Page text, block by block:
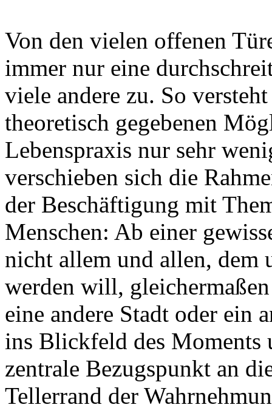
Von den vielen offenen
immer nur eine
viele andere zu. So
theoretisch gegebenen
Lebenspraxis nur sehr
verschieben sich die
der Beschäftigung mit
Menschen: Ab einer
nicht allem und allen, dem
werden will,
eine andere Stadt oder ein
ins Blickfeld des Moments
zentrale Bezugspunkt an
Tellerrand der